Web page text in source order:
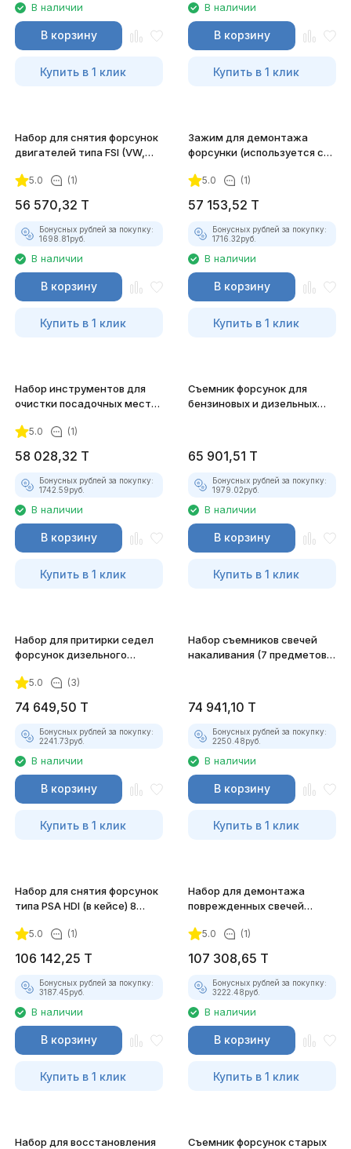
В наличии
В корзину
Купить в 1 клик
В наличии
В корзину
Купить в 1 клик
Набор для снятия форсунок
двигателей типа FSI (VW,
5.0 (1)
56 570,32 T
Бонусных рублей за покупку:
1698.81руб.
В наличии
В корзину
Купить в 1 клик
Зажим для демонтажа
форсунки (используется с
5.0 (1)
57 153,52 T
Бонусных рублей за покупку:
1716.32руб.
В наличии
В корзину
Купить в 1 клик
Набор инструментов для
очистки посадочных мест
5.0 (1)
58 028,32 T
Бонусных рублей за покупку:
1742.59руб.
В наличии
В корзину
Купить в 1 клик
Съемник форсунок для
бензиновых и дизельных
65 901,51 T
Бонусных рублей за покупку:
1979.02руб.
В наличии
В корзину
Купить в 1 клик
Набор для притирки седел
форсунок дизельного
5.0 (3)
74 649,50 T
Бонусных рублей за покупку:
2241.73руб.
В наличии
В корзину
Купить в 1 клик
Набор съемников свечей
накаливания (7 предметов)
74 941,10 T
Бонусных рублей за покупку:
2250.48руб.
В наличии
В корзину
Купить в 1 клик
Набор для снятия форсунок
типа PSA HDI (в кейсе) 8
5.0 (1)
106 142,25 T
Бонусных рублей за покупку:
3187.45руб.
В наличии
В корзину
Купить в 1 клик
Набор для демонтажа
поврежденных свечей
5.0 (1)
107 308,65 T
Бонусных рублей за покупку:
3222.48руб.
В наличии
В корзину
Купить в 1 клик
Набор для восстановления Съемник форсунок старых